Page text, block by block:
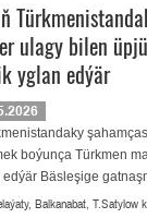
ulagy bilen
yglan edýär
boýunça Türkmen
Bäsleşige
Balkanabat, T.Satylow